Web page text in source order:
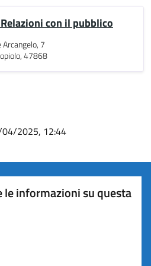
con il pubblico
Arcangelo, 7
47868
2025, 12:44
le informazioni su questa